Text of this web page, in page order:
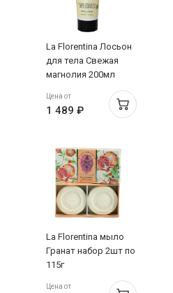
La Florentina Лосьон
для тела Свежая
магнолия 200мл
Цена от
1 489 ₽
La Florentina мыло
Гранат набор 2шт по
115г
Цена от